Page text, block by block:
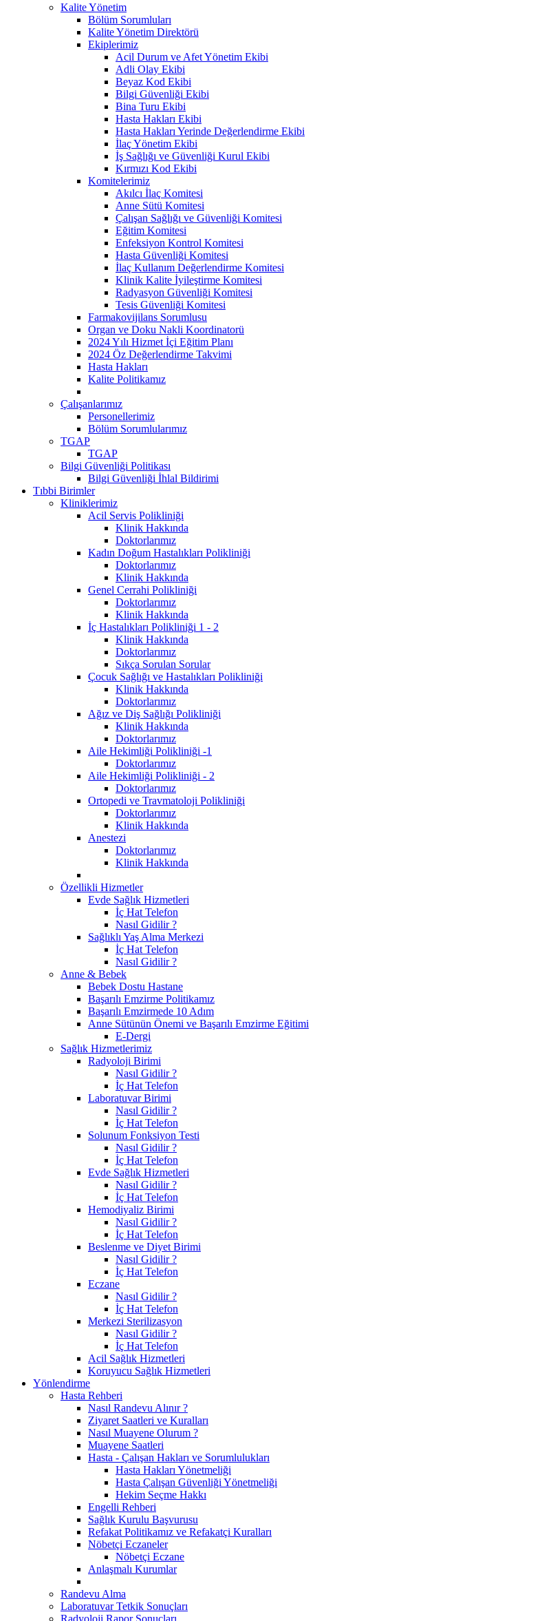
Kalite Yönetim
Bölüm Sorumluları
Kalite Yönetim Direktörü
Ekiplerimiz
Acil Durum ve Afet Yönetim Ekibi
Adli Olay Ekibi
Beyaz Kod Ekibi
Bilgi Güvenliği Ekibi
Bina Turu Ekibi
Hasta Hakları Ekibi
Hasta Hakları Yerinde Değerlendirme Ekibi
İlaç Yönetim Ekibi
İş Sağlığı ve Güvenliği Kurul Ekibi
Kırmızı Kod Ekibi
Komitelerimiz
Akılcı İlaç Komitesi
Anne Sütü Komitesi
Çalışan Sağlığı ve Güvenliği Komitesi
Eğitim Komitesi
Enfeksiyon Kontrol Komitesi
Hasta Güvenliği Komitesi
İlaç Kullanım Değerlendirme Komitesi
Klinik Kalite İyileştirme Komitesi
Radyasyon Güvenliği Komitesi
Tesis Güvenliği Komitesi
Farmakovijilans Sorumlusu
Organ ve Doku Nakli Koordinatorü
2024 Yılı Hizmet İçi Eğitim Planı
2024 Öz Değerlendirme Takvimi
Hasta Hakları
Kalite Politikamız
Çalışanlarımız
Personellerimiz
Bölüm Sorumlularımız
TGAP
TGAP
Bilgi Güvenliği Politikası
Bilgi Güvenliği İhlal Bildirimi
Tıbbi Birimler
Kliniklerimiz
Acil Servis Polikliniği
Klinik Hakkında
Doktorlarımız
Kadın Doğum Hastalıkları Polikliniği
Doktorlarımız
Klinik Hakkında
Genel Cerrahi Polikliniği
Doktorlarımız
Klinik Hakkında
İç Hastalıkları Polikliniği 1 - 2
Klinik Hakkında
Doktorlarımız
Sıkça Sorulan Sorular
Çocuk Sağlığı ve Hastalıkları Polikliniği
Klinik Hakkında
Doktorlarımız
Ağız ve Diş Sağlığı Polikliniği
Klinik Hakkında
Doktorlarımız
Aile Hekimliği Polikliniği -1
Doktorlarımız
Aile Hekimliği Polikliniği - 2
Doktorlarımız
Ortopedi ve Travmatoloji Polikliniği
Doktorlarımız
Klinik Hakkında
Anestezi
Doktorlarımız
Klinik Hakkında
Özellikli Hizmetler
Evde Sağlık Hizmetleri
İç Hat Telefon
Nasıl Gidilir ?
Sağlıklı Yaş Alma Merkezi
İç Hat Telefon
Nasıl Gidilir ?
Anne & Bebek
Bebek Dostu Hastane
Başarılı Emzirme Politikamız
Başarılı Emzirmede 10 Adım
Anne Sütünün Önemi ve Başarılı Emzirme Eğitimi
E-Dergi
Sağlık Hizmetlerimiz
Radyoloji Birimi
Nasıl Gidilir ?
İç Hat Telefon
Laboratuvar Birimi
Nasıl Gidilir ?
İç Hat Telefon
Solunum Fonksiyon Testi
Nasıl Gidilir ?
İç Hat Telefon
Evde Sağlık Hizmetleri
Nasıl Gidilir ?
İç Hat Telefon
Hemodiyaliz Birimi
Nasıl Gidilir ?
İç Hat Telefon
Beslenme ve Diyet Birimi
Nasıl Gidilir ?
İç Hat Telefon
Eczane
Nasıl Gidilir ?
İç Hat Telefon
Merkezi Sterilizasyon
Nasıl Gidilir ?
İç Hat Telefon
Acil Sağlık Hizmetleri
Koruyucu Sağlık Hizmetleri
Yönlendirme
Hasta Rehberi
Nasıl Randevu Alınır ?
Ziyaret Saatleri ve Kuralları
Nasıl Muayene Olurum ?
Muayene Saatleri
Hasta - Çalışan Hakları ve Sorumlulukları
Hasta Hakları Yönetmeliği
Hasta Çalışan Güvenliği Yönetmeliği
Hekim Seçme Hakkı
Engelli Rehberi
Sağlık Kurulu Başvurusu
Refakat Politikamız ve Refakatçi Kuralları
Nöbetçi Eczaneler
Nöbetçi Eczane
Anlaşmalı Kurumlar
Randevu Alma
Laboratuvar Tetkik Sonuçları
Radyoloji Rapor Sonuçları